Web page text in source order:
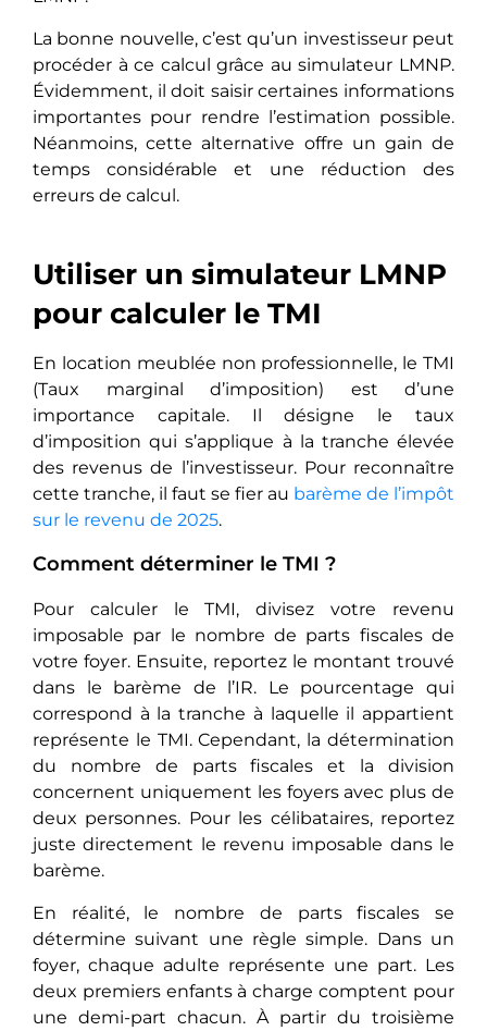
La bonne nouvelle, c’est qu’un investisseur peut
procéder à ce calcul grâce au simulateur LMNP.
Évidemment, il doit saisir certaines informations
importantes pour rendre l’estimation possible.
Néanmoins, cette alternative offre un gain de
temps considérable et une réduction des
erreurs de calcul.
Utiliser un simulateur LMNP
pour calculer le TMI
En location meublée non professionnelle, le TMI
(Taux marginal d’imposition) est d’une
importance capitale. Il désigne le taux
d’imposition qui s’applique à la tranche élevée
des revenus de l’investisseur. Pour reconnaître
cette tranche, il faut se fier au barème de l’impôt
sur le revenu de 2025.
Comment déterminer le TMI ?
Pour calculer le TMI, divisez votre revenu
imposable par le nombre de parts fiscales de
votre foyer. Ensuite, reportez le montant trouvé
dans le barème de l’IR. Le pourcentage qui
correspond à la tranche à laquelle il appartient
représente le TMI. Cependant, la détermination
du nombre de parts fiscales et la division
concernent uniquement les foyers avec plus de
deux personnes. Pour les célibataires, reportez
juste directement le revenu imposable dans le
barème.
En réalité, le nombre de parts fiscales se
détermine suivant une règle simple. Dans un
foyer, chaque adulte représente une part. Les
deux premiers enfants à charge comptent pour
une demi-part chacun. À partir du troisième